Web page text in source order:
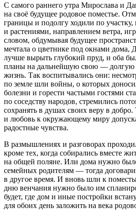
С самого раннего утра Мирослава и
на своё будущее родовое поместье.
границы и подолгу ходили по участку,
и растениями, направлением ветра,
словом, обдумывая будущее
мечтала о цветнике под окнами дома,
лучше вырыть глубокий пруд, и оба
планы на дальнейшую свою —
жизнь. Так воспитывались они:
по земле шли войны, о которых
болезни и горести частыми гостями
по соседству народов, стремились
сохранять в душах своих веру в
и любовь к окружающему миру
радостные чувства.
В размышлениях и разговорах
кроме тех, когда собирались вместе
на общей поляне. Или дома нужно
семейных родителям — тогда
в другое время. И вновь шли к
дню венчания нужно было им
будет, где дом и иные постройки
для обоих день заложить на века